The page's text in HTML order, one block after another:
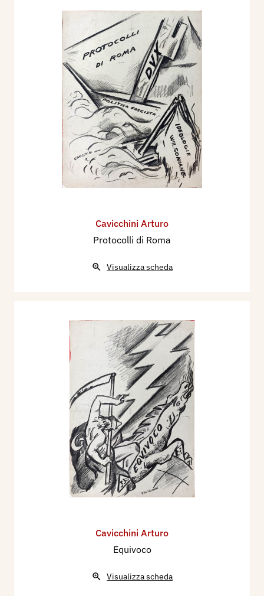
Cavicchini Arturo
Protocolli di Roma
Visualizza scheda
Cavicchini Arturo
Equivoco
Visualizza scheda